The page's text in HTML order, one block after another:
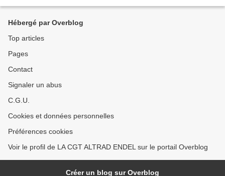
Hébergé par Overblog
Top articles
Pages
Contact
Signaler un abus
C.G.U.
Cookies et données personnelles
Préférences cookies
Voir le profil de LA CGT ALTRAD ENDEL sur le portail Overblog
Créer un blog sur Overblog